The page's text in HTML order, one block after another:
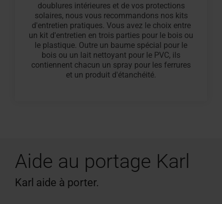
doublures intérieures et de vos protections
solaires, nous vous recommandons nos kits
d'entretien pratiques. Vous avez le choix entre
un kit d'entretien en trois parties pour le bois ou
le plastique. Outre un baume spécial pour le
bois ou un lait nettoyant pour le PVC, ils
contiennent chacun un spray pour les ferrures
et un produit d'étanchéité.
Aide au portage Karl
Karl aide à porter.